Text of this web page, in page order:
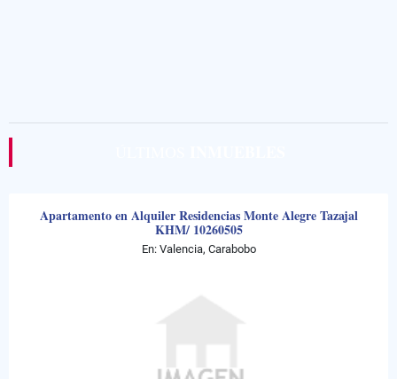
Apartamento en Alquiler Residencias Monte Alegre Tazajal
KHM/ 10260505
En: Valencia, Carabobo